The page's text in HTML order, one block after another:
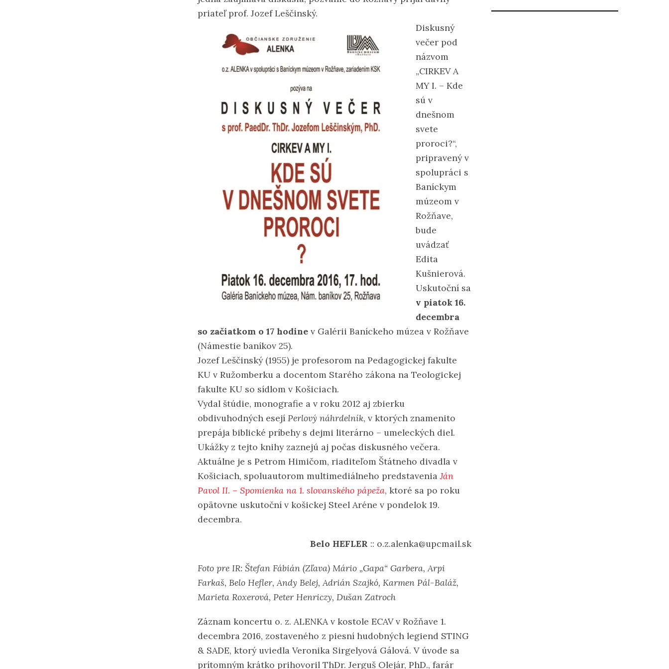
priateľ prof. Jozef Leščinský.
Diskusný
večer pod
názvom
„CIRKEV A
MY I. – Kde
sú v
dnešnom
svete
proroci?“,
pripravený v
spolupráci s
Baníckym
múzeom v
Rožňave,
bude
uvádzať
Edita
Kušnierová.
Uskutoční sa
v piatok 16.
decembra
so začiatkom o 17 hodine v Galérii Baníckeho múzea v Rožňave
(Námestie baníkov 25).
Jozef Leščinský (1955) je profesorom na Pedagogickej fakulte
KU v Ružomberku a docentom Starého zákona na Teologickej
fakulte KU so sídlom v Košiciach.
Vydal štúdie, monografie a v roku 2012 aj zbierku
obdivuhodných esejí Perlový náhrdelník, v ktorých znamenito
prepája biblické príbehy s dejmi literárno – umeleckých diel.
Ukážky z tejto knihy zaznejú aj počas diskusného večera.
Aktuálne je s Petrom Himičom, riaditeľom Štátneho divadla v
Košiciach, spoluautorom multimediálneho predstaveniaJán
Pavol II. – Spomienka na 1. slovanského pápeža, ktoré sa po roku
opätovne uskutoční v košickej Steel Aréne v pondelok 19.
decembra.
Belo HEFLER :: o.z.alenka@upcmail.sk
Foto pre IR: Štefan Fábián (Zľava) Mário „Gapa“ Garbera, Arpi
Farkaš, Belo Hefler, Andy Belej, Adrián Szajkó, Karmen Pál-Baláž,
Marieta Roxerová, Peter Henriczy, Dušan Zatroch
Záznam koncertu o. z. ALENKA v kostole ECAV v Rožňave 1.
decembra 2016, zostaveného z piesní hudobných legiend STING
& SADE, ktorý uviedla Veronika Sirgelyová Gálová. V úvode sa
prítomným krátko prihovoril ThDr. Jerguš Olejár, PhD., farár